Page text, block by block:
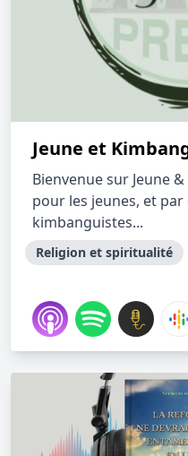
Jeune et
Bienvenue sur Jeune
pour les jeunes, et par
kimbanguistes...
Religion et spiritualité